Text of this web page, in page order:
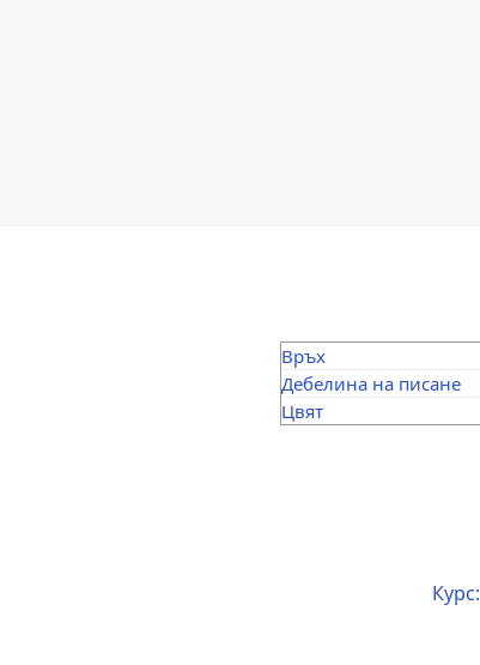
Връх
Дебелина на писане
Цвят
Курс: